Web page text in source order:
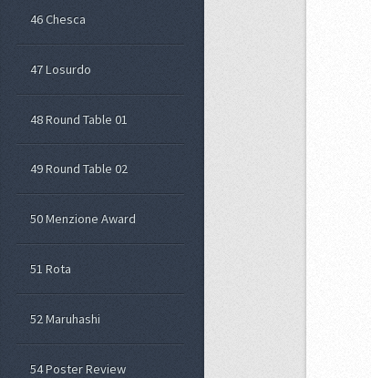
46 Chesca
47 Losurdo
48 Round Table 01
49 Round Table 02
50 Menzione Award
51 Rota
52 Maruhashi
54 Poster Review